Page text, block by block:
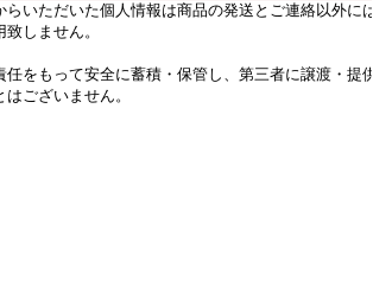
らいただいた個人情報は商品の発送とご連絡以外には
しません。
任をもって安全に蓄積・保管し、第三者に譲渡・提供
はございません。